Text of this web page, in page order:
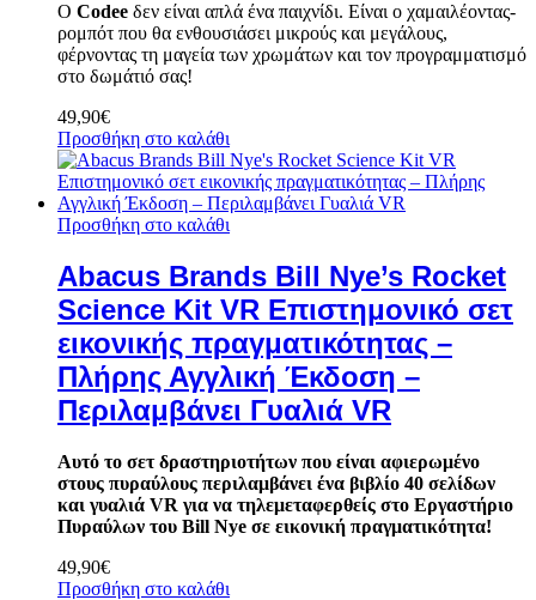
Ο Codee δεν είναι απλά ένα παιχνίδι. Είναι ο χαμαιλέοντας-
ρομπότ που θα ενθουσιάσει μικρούς και μεγάλους,
φέρνοντας τη μαγεία των χρωμάτων και τον προγραμματισμό
στο δωμάτιό σας!
49,90€
Προσθήκη στο καλάθι
Προσθήκη στο καλάθι
Abacus Brands Bill Nye’s Rocket
Science Kit VR Επιστημονικό σετ
εικονικής πραγματικότητας –
Πλήρης Αγγλική Έκδοση –
Περιλαμβάνει Γυαλιά VR
Αυτό το σετ δραστηριοτήτων που είναι αφιερωμένο
στους πυραύλους περιλαμβάνει ένα βιβλίο 40 σελίδων
και γυαλιά VR για να τηλεμεταφερθείς στο Εργαστήριο
Πυραύλων του Bill Nye σε εικονική πραγματικότητα!
49,90€
Προσθήκη στο καλάθι